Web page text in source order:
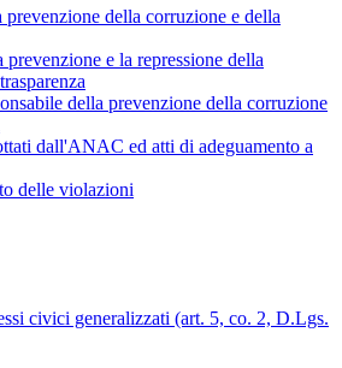
prevenzione della corruzione e della
e la repressione della
della prevenzione della corruzione
dall'ANAC ed atti di adeguamento a
delle violazioni
civici generalizzati (art. 5, co. 2, D.Lgs.